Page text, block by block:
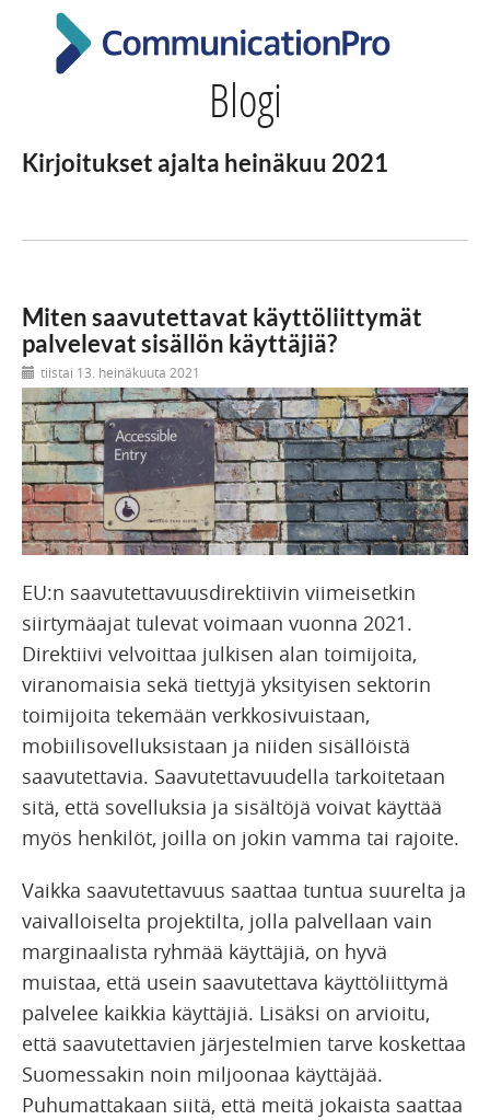
Blogi
Kirjoitukset ajalta heinäkuu 2021
Miten saavutettavat käyttöliittymät
palvelevat sisällön käyttäjiä?
tiistai 13. heinäkuuta 2021
EU:n saavutettavuusdirektiivin viimeisetkin
siirtymäajat tulevat voimaan vuonna 2021.
Direktiivi velvoittaa julkisen alan toimijoita,
viranomaisia sekä tiettyjä yksityisen sektorin
toimijoita tekemään verkkosivuistaan,
mobiilisovelluksistaan ja niiden sisällöistä
saavutettavia. Saavutettavuudella tarkoitetaan
sitä, että sovelluksia ja sisältöjä voivat käyttää
myös henkilöt, joilla on jokin vamma tai rajoite.
Vaikka saavutettavuus saattaa tuntua suurelta ja
vaivalloiselta projektilta, jolla palvellaan vain
marginaalista ryhmää käyttäjiä, on hyvä
muistaa, että usein saavutettava käyttöliittymä
palvelee kaikkia käyttäjiä. Lisäksi on arvioitu,
että saavutettavien järjestelmien tarve koskettaa
Suomessakin noin miljoonaa käyttäjää.
Puhumattakaan siitä, että meitä jokaista saattaa